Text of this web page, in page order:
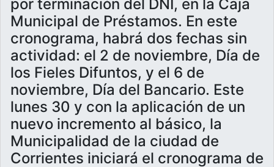
por terminación del DNI, en la Caja
Municipal de Préstamos. En este
cronograma, habrá dos fechas sin
actividad: el 2 de noviembre, Día de
los Fieles Difuntos, y el 6 de
noviembre, Día del Bancario. Este
lunes 30 y con la aplicación de un
nuevo incremento al básico, la
Municipalidad de la ciudad de
Corrientes iniciará el cronograma de